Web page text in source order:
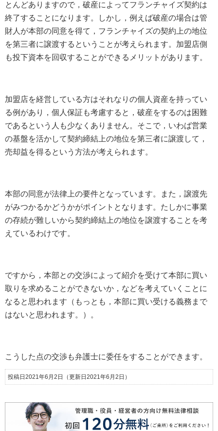
とんどありますので，破産によってフランチャイズ契約は
終了することになります。しかし，例えば破産の場合は管
財人が本部の同意を得て，フランチャイズの契約上の地位
を第三者に譲渡するということが考えられます。加盟店側
も投下資本を回収することができるメリットがあります。
加盟店を経営している方はそれなりの個人資産を持ってい
る例があり，個人保証も考慮すると，破産をするのは困難
であるという人も少なくありません。そこで，いわば営業
の基盤を活かして契約締結上の地位を第三者に譲渡して，
売却益を得るという方法が考えられます。
本部の同意が法律上の要件となっています。また，譲渡先
がみつかるかどうかがポイントとなります。たしかに事業
の存続が難しいから契約締結上の地位を譲渡することを考
えているわけです。
ですから，本部との交渉によって紹介を受けて本部に買い
取りを求めることができないか，などを考えていくことに
なると思われます（もっとも，本部に買い受ける義務まで
はないと思われます。）。
こうした点の交渉も弁護士に委任をすることができます。
投稿日2021年6月2日 （更新日2021年6月2日）